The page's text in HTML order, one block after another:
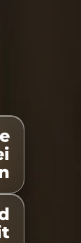
flexibel